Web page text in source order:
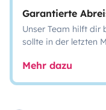
Garantierte
Unser Team hilft dir
sollte in der letzten
Mehr dazu